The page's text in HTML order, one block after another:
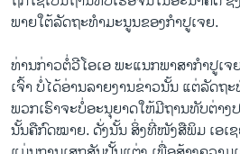
ພາຍ​ໃຕ້​ລັດ​ຖະ​ທຳ​ມະນູນ​ຂອງ​ກຳ​ປູ​ເຈຍ.
ທ່ານ​ກ່າວ​ຕໍ່​ວີ​ໂອ​ເອ ພະ​ແນກ​ພາ​ສາ​ກຳ​ປູ​ເຈ
ເຈົ້າ ​ບໍ່​ໄດ້​ອ່ານ​ລາຍ​ງານ​ຂ່າວນັ້ນ ແຕ່​ລັດ​ຖ
ພວກ​ເຮົາ​ຈະ​ບໍ່​ອະ​ນຸ​ຍາດໃຫ້​ມີ​ຖານ​ທັບ​ຕ່າງ​
ນັ້ນ​ຄື​ກົດ​ໝາຍ. ດັ່ງ​ນັ້ນ ສິ່ງ​ທີ່ໜັງສື​ພິມ ເອ​ເ